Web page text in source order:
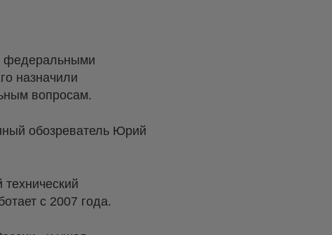
федеральными
назначили
вопросам.
обозреватель Юрий
с 2007 года.